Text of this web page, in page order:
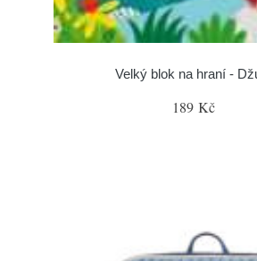
Velký blok na hraní -
189 Kč